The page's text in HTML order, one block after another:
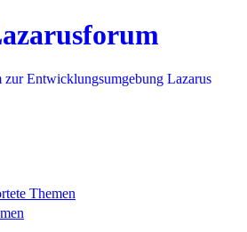
zur Entwicklungsumgebung Lazarus
Themen